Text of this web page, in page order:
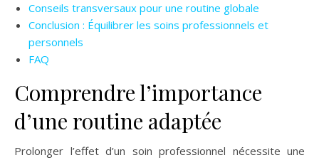
Conseils transversaux pour une routine globale
Conclusion : Équilibrer les soins professionnels et
personnels
FAQ
Comprendre l’importance
d’une routine adaptée
Prolonger l’effet d’un soin professionnel nécessite une